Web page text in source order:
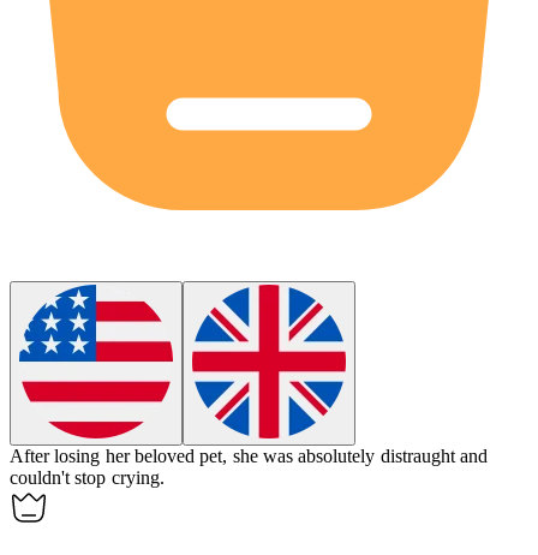
After losing her beloved pet, she was absolutely distraught and
couldn't stop crying.